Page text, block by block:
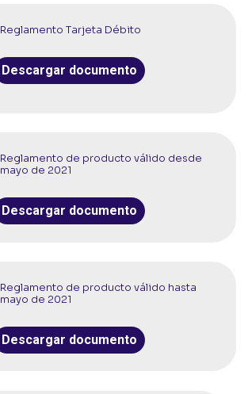
Reglamento Tarjeta Débito
Descargar documento
Reglamento de producto válido desde
mayo de 2021
Descargar documento
Reglamento de producto válido hasta
mayo de 2021
Descargar documento